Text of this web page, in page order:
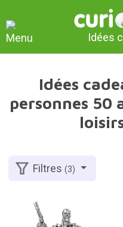
Idées
Idées
personnes 50
Filtres(3)